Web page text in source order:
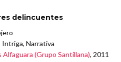
delincuentes
Intriga, Narrativa
Alfaguara (Grupo Santillana), 2011